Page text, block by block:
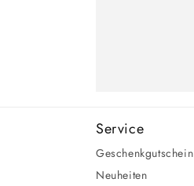
Service
Geschenkgutschein
Neuheiten